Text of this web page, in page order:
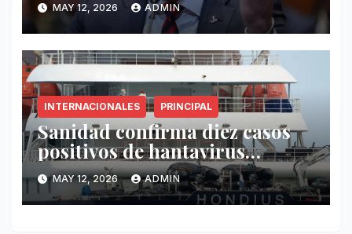
antidrogas
MAY 12, 2026 ADMIN
INTERNACIONALES PRINCIPAL
Sanidad confirma diez casos
positivos de hantavirus
vinculados al crucero MV
Hondius
MAY 12, 2026 ADMIN